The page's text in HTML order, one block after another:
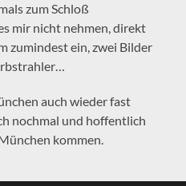
zum Schloß
mir nicht nehmen, direkt
zumindest ein, zwei Bilder
auch wieder fast
nochmal und hoffentlich
kommen.